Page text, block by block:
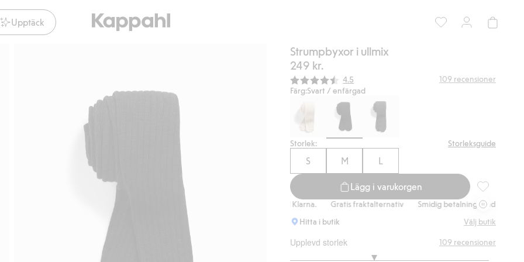
Upptäck
Strumpbyxor i ullmix
249 kr.
Snittbetyg:
4.5 109 recensioner
Färg:Svart / enfärgad
Storlek: Storleksguide
S M L
Lägg i varukorgen
Gratis fraktalternativ Smidig betalning med Klarna. Gratis fraktalternativ Smidig betalning med Klarna.
Hitta i butik
Välj butik
Upplevd storlek 109 recensioner